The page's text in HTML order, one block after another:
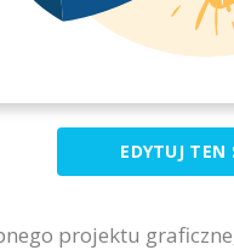
EDYTUJ TEN
projektu